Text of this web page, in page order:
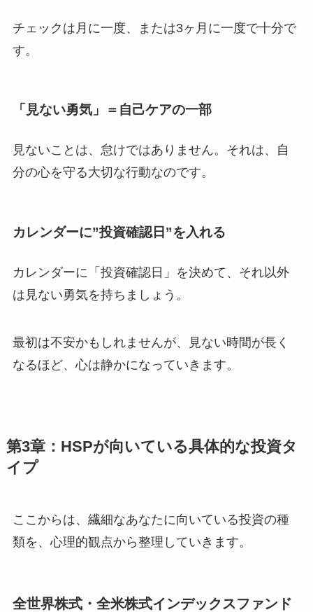
チェックは月に一度、または3ヶ月に一度で十分で
す。
「見ない勇気」＝自己ケアの一部
見ないことは、怠けではありません。それは、自
分の心を守る大切な行動なのです。
カレンダーに”投資確認日”を入れる
カレンダーに「投資確認日」を決めて、それ以外
は見ない勇気を持ちましょう。
最初は不安かもしれませんが、見ない時間が長く
なるほど、心は静かになっていきます。
第3章：HSPが向いている具体的な投資タ
イプ
ここからは、繊細なあなたに向いている投資の種
類を、心理的観点から整理していきます。
全世界株式・全米株式インデックスファンド